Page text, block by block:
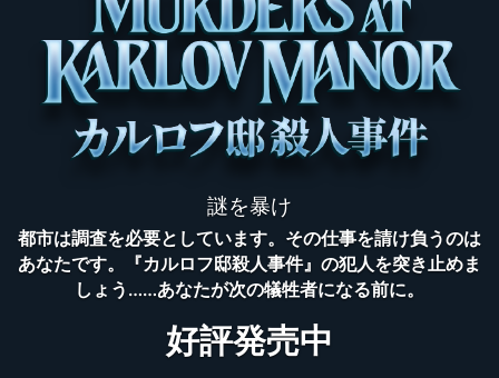
謎を暴け
都市は調査を必要としています。その仕事を請け負うのは
あなたです。『カルロフ邸殺人事件』の犯人を突き止めま
しょう……あなたが次の犠牲者になる前に。
好評発売中